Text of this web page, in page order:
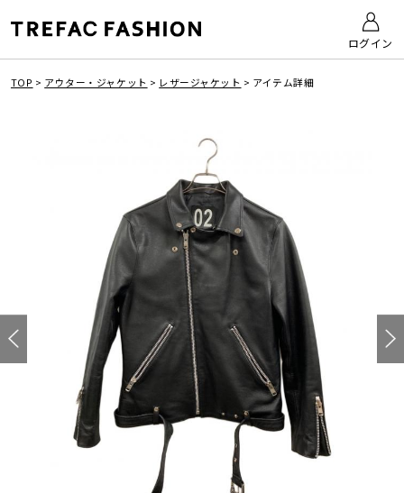
ログイン
TOP > アウター・ジャケット > レザージャケット > アイテム詳細